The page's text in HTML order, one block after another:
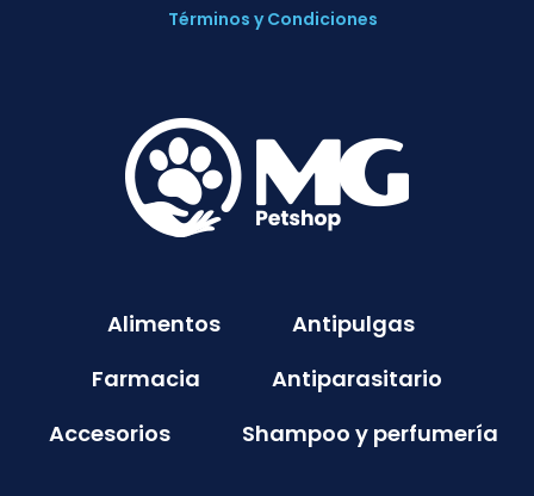
Términos y Condiciones
Alimentos
Antipulgas
Farmacia
Antiparasitario
Accesorios
Shampoo y perfumería